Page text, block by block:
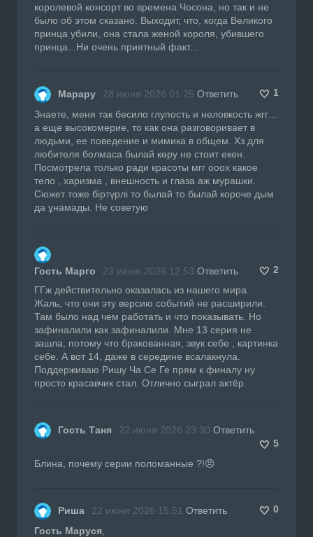
королевой консорт во времена Чосона, но так и не
было об этом сказано. Выходит, что, когда Великого
принца убили, она стала женой короля, убившего
принца...Ни очень приятный факт...
Марару 28 июня 2026 01:25 Ответить
1
Знаете, меня так бесило глупость и неловкость жгг…
а еще высокомерие, то как она разговоривает в
людьми, ее поведение и мимика в общем. Хз для
любителя болмаса былай көру не стоит екен.
Посмотрела только ради красоты мгг ооох какое
тело , харизма , внешность и глаза аж мурашки.
Сюжет тоже біртүрлі то былай то былай короче дым
да ұнамады. Не советую
Гость Марго 23 июня 2026 12:53 Ответить
2
ГГж действительно оказалась из нашего мира.
Жаль, что они эту версию событий не расширили.
Там было над чем работать и что показывать. Но
зафиналили как зафиналили. Мне 13 серия не
зашла, потому что бракованная, звук себе , картинка
себе. А вот 14, даже в середине всалакнула.
Поддерживаю Ришу Ча Се Ге прям к финалу ну
просто красавчик стал. Отлично сыграл актёр.
Гость Таня 22 июня 2026 23:30 Ответить
5
Блина, почему серии поломанные ?!😠
Риша 22 июня 2026 15:51 Ответить
0
Гость Маруся